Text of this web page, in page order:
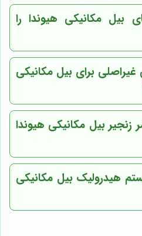
بیل مکانیکی هیوندا را
غیراصلی برای بیل مکانیکی
بیل مکانیکی هیوندا
هیدرولیک بیل مکانیکی